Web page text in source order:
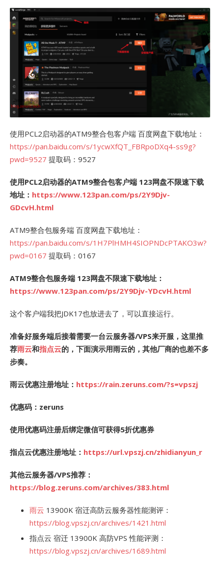
使用PCL2启动器的ATM9整合包客户端 百度网盘下载地址：
https://pan.baidu.com/s/1ycwXfQT_FBRpoDXq4-ss9g?
pwd=9527 提取码：9527
使用PCL2启动器的ATM9整合包客户端 123网盘不限速下载
地址： https://www.123pan.com/ps/2Y9Djv-
GDcvH.html
ATM9整合包服务端 百度网盘下载地址：
https://pan.baidu.com/s/1H7PlHMH4SIOPNDcPTAKO3w?
pwd=0167 提取码：0167
ATM9整合包服务端 123网盘不限速下载地址：
https://www.123pan.com/ps/2Y9Djv-YDcvH.html
这个客户端我把JDK17也放进去了，可以直接运行。
准备好服务端后接着需要一台云服务器/VPS来开服，这里推
荐雨云和指点云的，下面演示用雨云的，其他厂商的也差不多
步奏。
雨云优惠注册地址： https://rain.zeruns.com/?s=vpszj
优惠码：zeruns
使用优惠码注册后绑定微信可获得5折优惠券
指点云优惠注册地址： https://url.vpszj.cn/zhidianyun_r
其他云服务器/VPS推荐：
https://blog.zeruns.com/archives/383.html
雨云 13900K 宿迁高防云服务器性能测评：
https://blog.vpszj.cn/archives/1421.html
指点云 宿迁 13900K 高防VPS 性能评测：
https://blog.vpszj.cn/archives/1689.html